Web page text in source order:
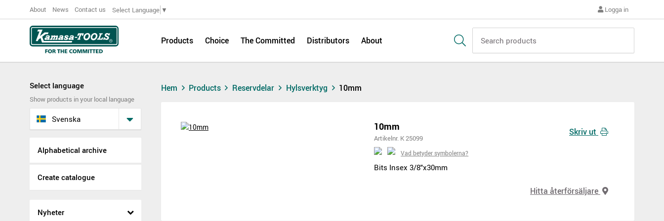
About News Contact us Select Language ▼ Logga in
Products Choice The Committed Distributors About
Select language
Show products in your local language
Svenska
Alphabetical archive
Create catalogue
Nyheter
Hem Products Reservdelar Hylsverktyg 10mm
10mm
Artikelnr. K 25099
Vad betyder symbolerna?
Bits Insex 3/8"x30mm
Skriv ut
Hitta återförsäljare